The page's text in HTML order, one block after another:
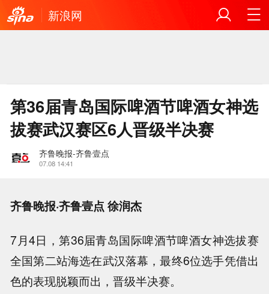
新浪网
第36届青岛国际啤酒节啤酒女神选
拔赛武汉赛区6人晋级半决赛
齐鲁晚报-齐鲁壹点
07.08 14:41
齐鲁晚报·齐鲁壹点 徐润杰
7月4日，第36届青岛国际啤酒节啤酒女神选拔赛
全国第二站海选在武汉落幕，最终6位选手凭借出
色的表现脱颖而出，晋级半决赛。